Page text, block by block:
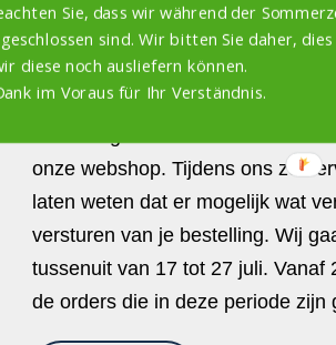
ZOMERVERLOF VAN
JULI
14 juli 2025
onze webshop. Tijdens ons
laten weten dat er mogelijk wat
versturen van je bestelling. Wij
tussenuit van 17 tot 27 juli. Vanaf
de orders die in deze periode zijn
Sie, dass wir während der
sind. Wir bitten Sie daher,
diese noch ausliefern können.
im Voraus für Ihr Verständnis.